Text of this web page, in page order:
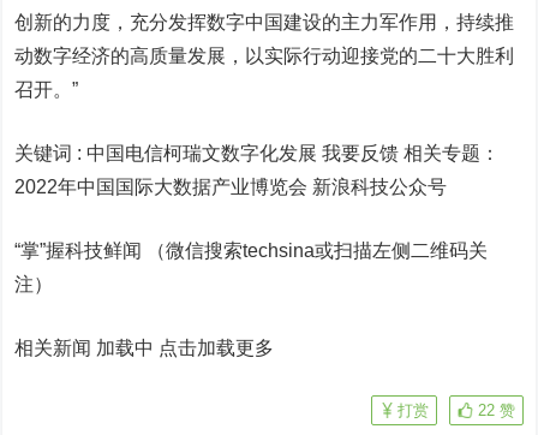
创新的力度，充分发挥数字中国建设的主力军作用，持续推
动数字经济的高质量发展，以实际行动迎接党的二十大胜利
召开。”
关键词 : 中国电信柯瑞文数字化发展 我要反馈相关专题：
2022年中国国际大数据产业博览会 新浪科技公众号
“掌”握科技鲜闻 （微信搜索techsina或扫描左侧二维码关
注）
相关新闻 加载中 点击加载更多
22 赞
打赏